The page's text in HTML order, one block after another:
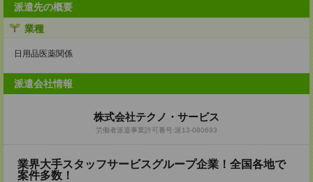
派遣先の概要
業種
日用品医薬関係
派遣会社情報
株式会社テクノ・サービス
労働者派遣事業許可番号:派13-080693
業界大手スタッフサービスグループ企業！全国各地で
案件多数！